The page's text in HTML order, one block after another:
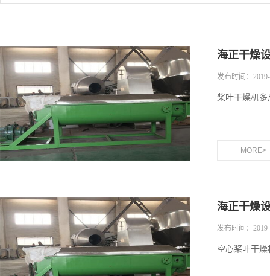
海正干燥
发布时间：
桨叶干燥机多
MORE>
海正干燥
发布时间：
空心桨叶干